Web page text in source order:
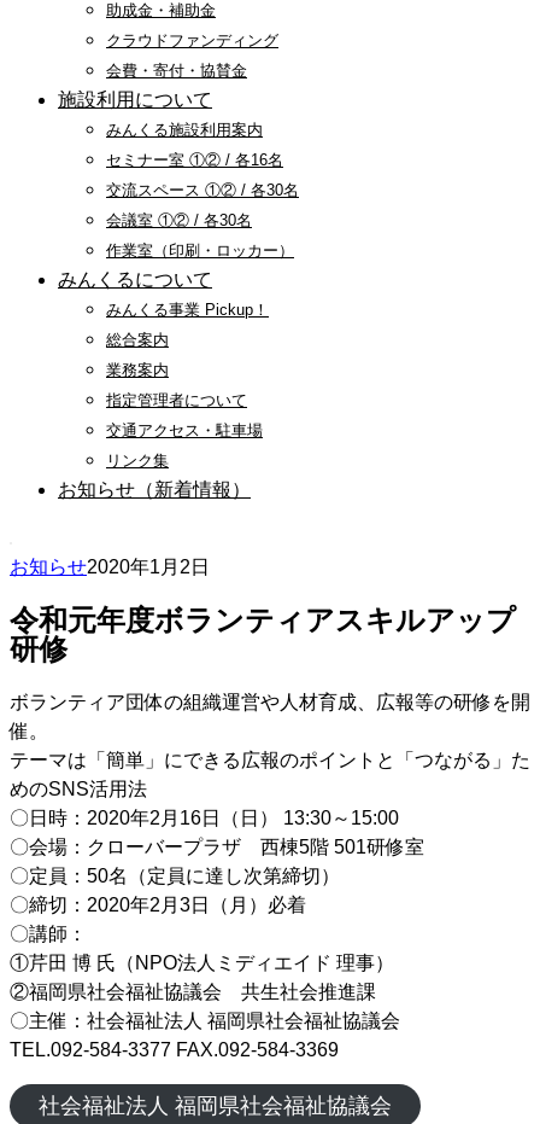
助成金・補助金
クラウドファンディング
会費・寄付・協賛金
施設利用について
みんくる施設利用案内
セミナー室 ①② / 各16名
交流スペース ①② / 各30名
会議室 ①② / 各30名
作業室（印刷・ロッカー）
みんくるについて
みんくる事業 Pickup！
総合案内
業務案内
指定管理者について
交通アクセス・駐車場
リンク集
お知らせ（新着情報）
お知らせ2020年1月2日
令和元年度ボランティアスキルアップ
研修
ボランティア団体の組織運営や人材育成、広報等の研修を開
催。
テーマは「簡単」にできる広報のポイントと「つながる」た
めのSNS活用法
〇日時：2020年2月16日（日） 13:30～15:00
〇会場：クローバープラザ 西棟5階 501研修室
〇定員：50名（定員に達し次第締切）
〇締切：2020年2月3日（月）必着
〇講師：
①芹田 博 氏（NPO法人ミディエイド 理事）
②福岡県社会福祉協議会 共生社会推進課
〇主催：社会福祉法人 福岡県社会福祉協議会
TEL.092-584-3377 FAX.092-584-3369
社会福祉法人 福岡県社会福祉協議会